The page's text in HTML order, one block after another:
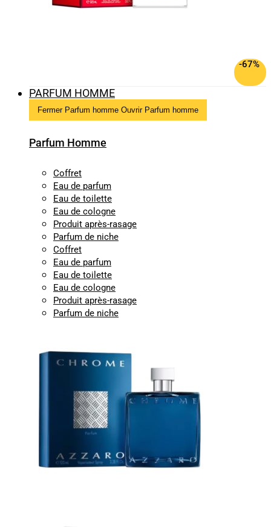
-67%
PARFUM HOMME
Fermer Parfum homme Ouvrir Parfum homme
Parfum Homme
Coffret
Eau de parfum
Eau de toilette
Eau de cologne
Produit après-rasage
Parfum de niche
Coffret
Eau de parfum
Eau de toilette
Eau de cologne
Produit après-rasage
Parfum de niche